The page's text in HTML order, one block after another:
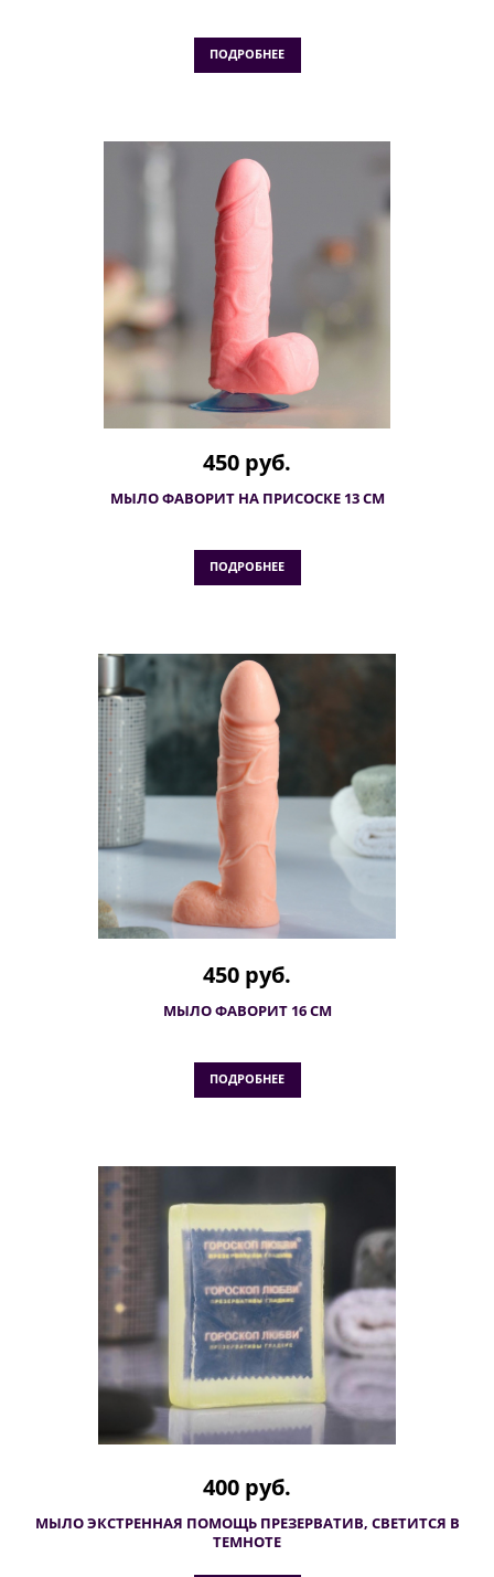
ПОДРОБНЕЕ
450 руб.
МЫЛО ФАВОРИТ НА ПРИСОСКЕ 13 СМ
ПОДРОБНЕЕ
450 руб.
МЫЛО ФАВОРИТ 16 СМ
ПОДРОБНЕЕ
400 руб.
МЫЛО ЭКСТРЕННАЯ ПОМОЩЬ ПРЕЗЕРВАТИВ, СВЕТИТСЯ В
ТЕМНОТЕ